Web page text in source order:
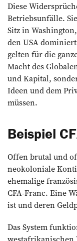
Diese
Betriebsunfälle.
Sitz in
den USA
gelten für die
Macht des
und Kapital,
Ideen und dem
müssen.
Beispiel
Offen brutal und
neokoloniale
ehemalige
CFA-Franc. Eine
ist und deren
Das System